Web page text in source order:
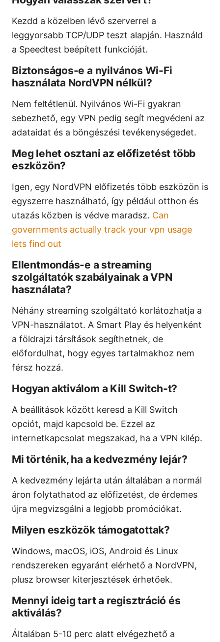
Kezdd a közelben lévő szerverrel a
leggyorsabb TCP/UDP teszt alapján. Használd
a Speedtest beépített funkcióját.
Biztonságos-e a nyilvános Wi-Fi
használata NordVPN nélkül?
Nem feltétlenül. Nyilvános Wi-Fi gyakran
sebezhető, egy VPN pedig segít megvédeni az
adataidat és a böngészési tevékenységedet.
Meg lehet osztani az előfizetést több
eszközön?
Igen, egy NordVPN előfizetés több eszközön is
egyszerre használható, így például otthon és
utazás közben is védve maradsz. Can
governments actually track your vpn usage
lets find out
Ellentmondás-e a streaming
szolgáltatók szabályainak a VPN
használata?
Néhány streaming szolgáltató korlátozhatja a
VPN-használatot. A Smart Play és helyenként
a földrajzi társítások segíthetnek, de
előfordulhat, hogy egyes tartalmakhoz nem
férsz hozzá.
Hogyan aktiválom a Kill Switch-t?
A beállítások között keresd a Kill Switch
opciót, majd kapcsold be. Ezzel az
internetkapcsolat megszakad, ha a VPN kilép.
Mi történik, ha a kedvezmény lejár?
A kedvezmény lejárta után általában a normál
áron folytathatod az előfizetést, de érdemes
újra megvizsgálni a legjobb promóciókat.
Milyen eszközök támogatottak?
Windows, macOS, iOS, Android és Linux
rendszereken egyaránt elérhető a NordVPN,
plusz browser kiterjesztések érhetőek.
Mennyi ideig tart a regisztráció és
aktiválás?
Általában 5-10 perc alatt elvégezhető a